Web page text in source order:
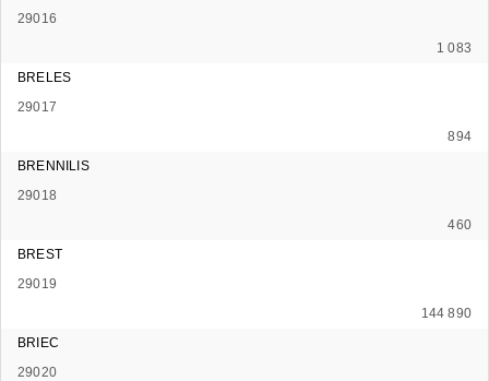
29016
1 083
BRELES
29017
894
BRENNILIS
29018
460
BREST
29019
144 890
BRIEC
29020